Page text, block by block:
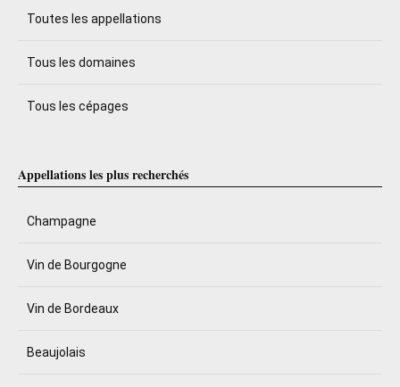
Toutes les appellations
Tous les domaines
Tous les cépages
Appellations les plus recherchés
Champagne
Vin de Bourgogne
Vin de Bordeaux
Beaujolais